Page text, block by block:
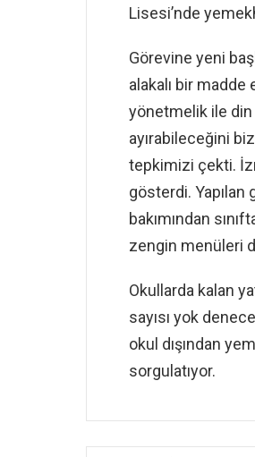
Lisesi’nde
Görevine yeni
alakalı bir
yönetmelik ile din
ayırabileceğini
tepkimizi çekti.
gösterdi.
bakımından
zengin menüleri
Okullarda kalan
sayısı yok
okul dışından
sorgulatıyor.